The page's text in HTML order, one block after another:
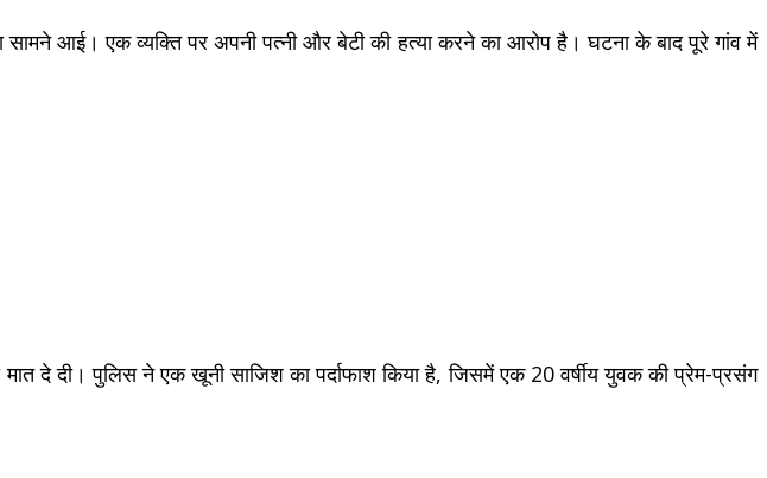
सामने आई। एक व्यक्ति पर अपनी पत्नी और बेटी की हत्या करने का आरोप है। घटना के बाद पूरे गांव में
दे दी। पुलिस ने एक खूनी साजिश का पर्दाफाश किया है, जिसमें एक 20 वर्षीय युवक की प्रेम-प्रसंग